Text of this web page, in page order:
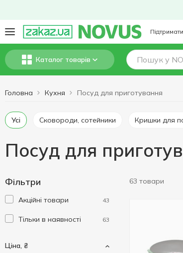
Каталог товарів
Головна Кухня Посуд для приготування
Усі Сковороди, сотейники Кришки для
Посуд для
Фільтри
Акційні товари 43
Тільки в наявності 63
Ціна, ₴
63 товари